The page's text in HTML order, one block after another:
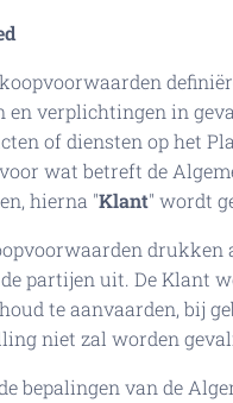
en verplichtingen in
of diensten op het
wat betreft de
hierna "Klant" wordt
drukken
partijen uit. De Klant
te aanvaarden, bij
niet zal worden
bepalingen van de